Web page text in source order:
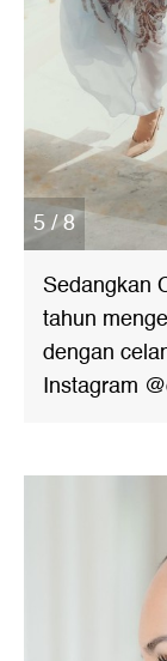
5 / 8
Sedangkan
tahun
dengan
Instagram